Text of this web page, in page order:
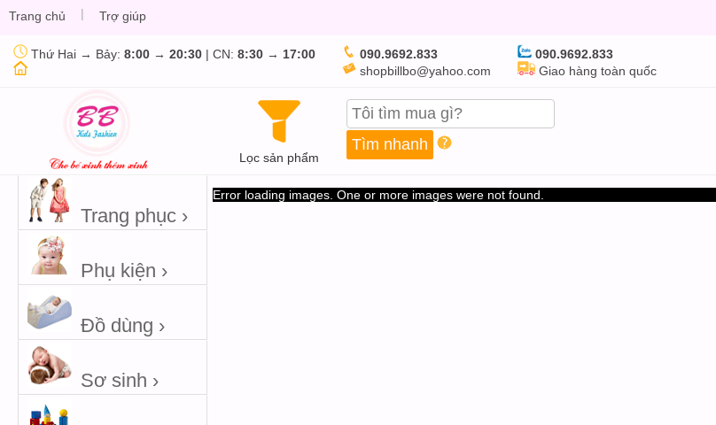
Trang chủ | Trợ giúp
Thứ Hai → Bảy: 8:00 → 20:30 | CN: 8:30 → 17:00
090.9692.833
shopbillbo@yahoo.com
090.9692.833
Giao hàng toàn quốc
Lọc sản phẩm
Trang phục ›
Phụ kiện ›
Đồ dùng ›
Sơ sinh ›
Error loading images. One or more images were not found.